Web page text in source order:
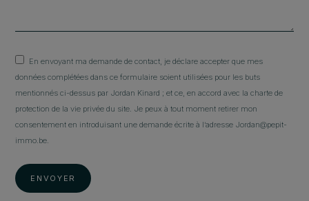
En envoyant ma demande de contact, je déclare accepter que mes
données complétées dans ce formulaire soient utilisées pour les buts
mentionnés ci-dessus par Jordan Kinard ; et ce, en accord avec la charte de
protection de la vie privée du site. Je peux à tout moment retirer mon
consentement en introduisant une demande écrite à l’adresse Jordan@pepit-
immo.be.
ENVOYER